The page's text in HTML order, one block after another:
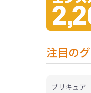
注目の
プリキュア